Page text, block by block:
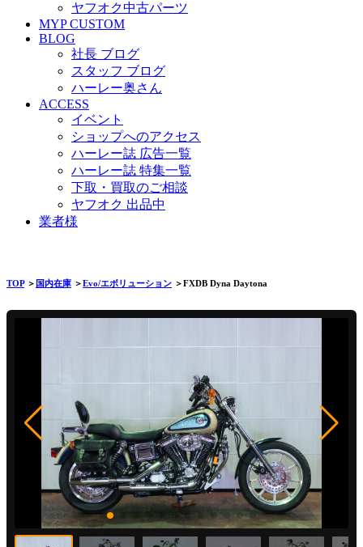
ヤフオク中古パーツ
MYP CUSTOM
BLOG
社長 ブログ
スタッフ ブログ
ハーレー奥さん
ACCESS
イベント
ショップへのアクセス
ハーレー誌 広告一覧
ハーレー誌 特集一覧
下取・買取のご相談
ヤフオク 出品中
業者様
TOP＞ 国内在庫 ＞Evo/エボリューション ＞FXDB Dyna Daytona